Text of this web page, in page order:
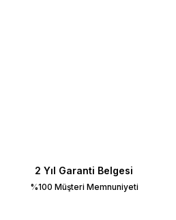
2 Yıl Garanti Belgesi
%100 Müşteri Memnuniyeti